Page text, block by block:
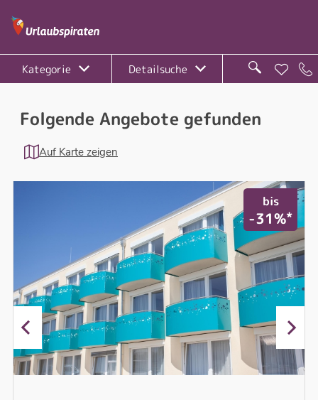
Kategorie Detailsuche
Folgende Angebote gefunden
Auf Karte zeigen
bis
-31%*